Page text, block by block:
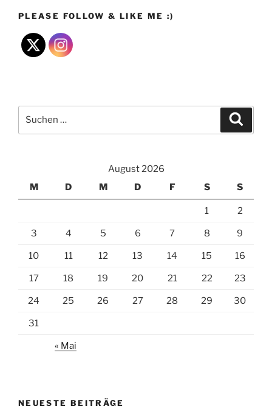
PLEASE FOLLOW & LIKE ME :)
nach:
August 2026
M
D M D F S S
1 2
3 4 5 6 7 8 9
10 11 12 13 14 15 16
17 18 19 20 21 22 23
24 25 26 27 28 29 30
31
« Mai
NEUESTE BEITRÄGE